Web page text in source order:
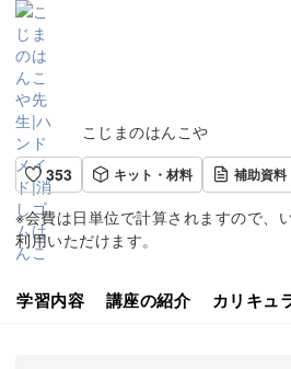
こじまのはんこや
353
キット・材料 補助資料
※会費は日単位で計算されますので、
利用いただけます。
学習内容 講座の紹介 カリキュ